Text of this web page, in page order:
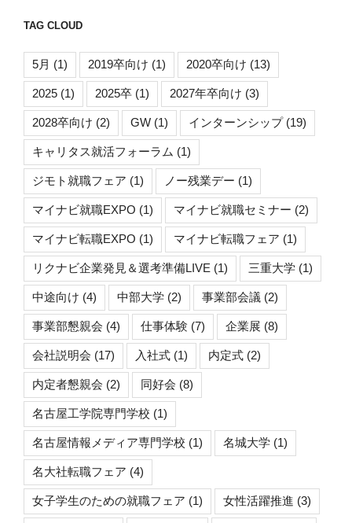
TAG CLOUD
5月 (1) 2019卒向け (1) 2020卒向け (13)
2025 (1) 2025卒 (1) 2027年卒向け (3)
2028卒向け (2) GW (1) インターンシップ(19)
キャリタス就活フォーラム (1)
ジモト就職フェア (1) ノー残業デー (1)
マイナビ就職EXPO (1) マイナビ就職セミナー (2)
マイナビ転職EXPO (1) マイナビ転職フェア (1)
リクナビ企業発見＆選考準備LIVE (1) 三重大学 (1)
中途向け (4) 中部大学 (2) 事業部会議 (2)
事業部懇親会 (4) 仕事体験 (7) 企業展 (8)
会社説明会 (17) 入社式 (1) 内定式 (2)
内定者懇親会 (2) 同好会 (8)
名古屋工学院専門学校 (1)
名古屋情報メディア専門学校 (1) 名城大学 (1)
名大社転職フェア (4)
女子学生のための就職フェア (1) 女性活躍推進 (3)